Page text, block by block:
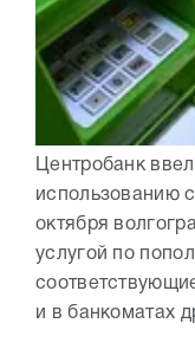
Центробанк
использованию
октября
услугой по
и в банкоматах